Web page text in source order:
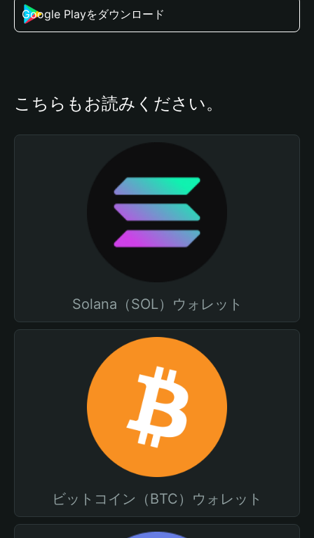
Google Playをダウンロード
こちらもお読みください。
Solana（SOL）ウォレット
ビットコイン（BTC）ウォレット